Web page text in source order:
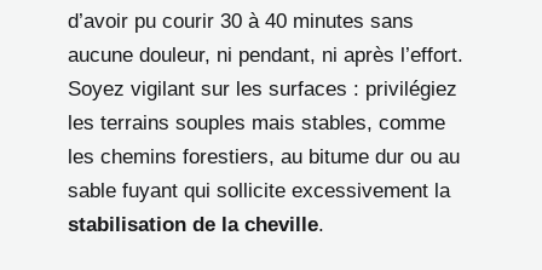
d’avoir pu courir 30 à 40 minutes sans
aucune douleur, ni pendant, ni après l’effort.
Soyez vigilant sur les surfaces : privilégiez
les terrains souples mais stables, comme
les chemins forestiers, au bitume dur ou au
sable fuyant qui sollicite excessivement la
stabilisation de la cheville.